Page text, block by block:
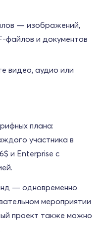
— изображений,
файлов и документов
видео, аудио или
плана:
участника в
и Enterprise с
— одновременно
мероприятии
проект также можно